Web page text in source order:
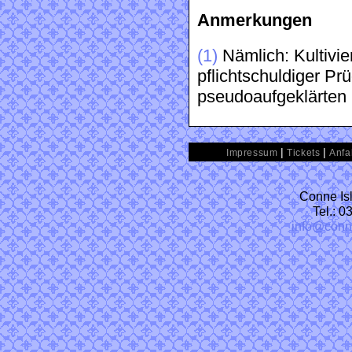
Anmerkungen
(1) Nämlich:
pflichtschuldiger
Impressum | Tickets |
Conne
Tel.: